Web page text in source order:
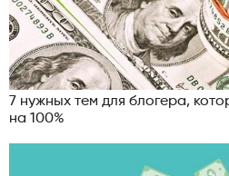
7 нужных тем для блогера,
на 100%